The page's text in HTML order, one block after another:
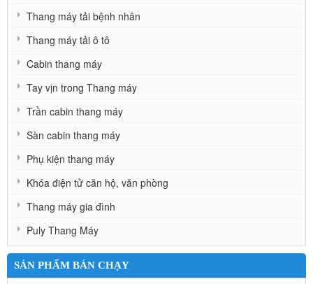
Thang máy tải bệnh nhân
Thang máy tải ô tô
Cabin thang máy
Tay vịn trong Thang máy
Trần cabin thang máy
Sàn cabin thang máy
Phụ kiện thang máy
Khóa điện tử căn hộ, văn phòng
Thang máy gia đình
Puly Thang Máy
SẢN PHẨM BÁN CHẠY